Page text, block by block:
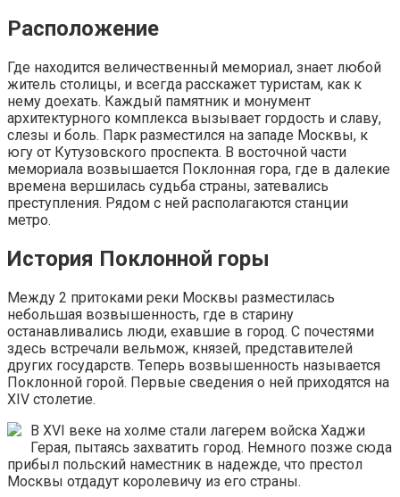
Расположение
Где находится величественный мемориал, знает любой
житель столицы, и всегда расскажет туристам, как к
нему доехать. Каждый памятник и монумент
архитектурного комплекса вызывает гордость и славу,
слезы и боль. Парк разместился на западе Москвы, к
югу от Кутузовского проспекта. В восточной части
мемориала возвышается Поклонная гора, где в далекие
времена вершилась судьба страны, затевались
преступления. Рядом с ней располагаются станции
метро.
История Поклонной горы
Между 2 притоками реки Москвы разместилась
небольшая возвышенность, где в старину
останавливались люди, ехавшие в город. С почестями
здесь встречали вельмож, князей, представителей
других государств. Теперь возвышенность называется
Поклонной горой. Первые сведения о ней приходятся на
XIV столетие.
В XVI веке на холме стали лагерем войска Хаджи
Герая, пытаясь захватить город. Немного позже сюда
прибыл польский наместник в надежде, что престол
Москвы отдадут королевичу из его страны.